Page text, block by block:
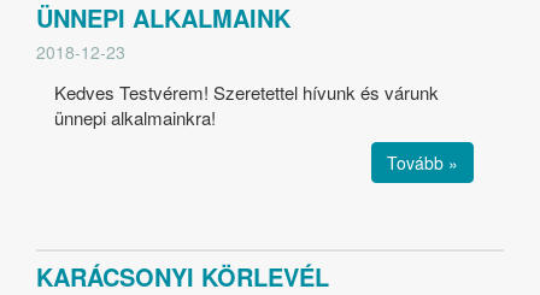
ÜNNEPI ALKALMAINK
2018-12-23
Kedves Testvérem! Szeretettel hívunk és várunk
ünnepi alkalmainkra!
Tovább »
KARÁCSONYI KÖRLEVÉL